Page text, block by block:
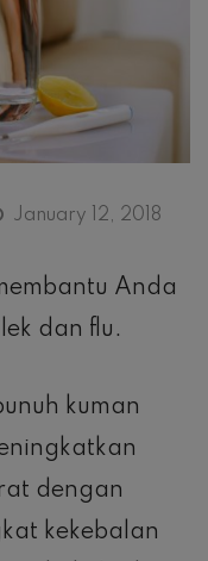
January 12, 2018
Anda
dan flu.
kuman
dengan
kekebalan